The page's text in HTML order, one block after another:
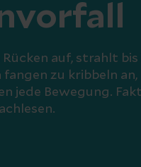
auf, strahlt bis
fangen zu kribbeln an,
jede Bewegung.